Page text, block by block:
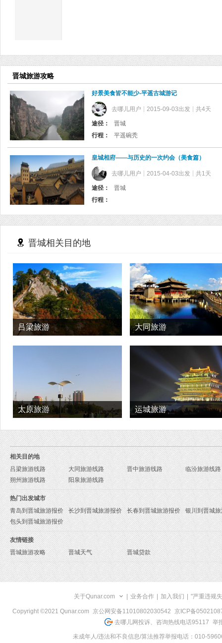
晋城旅游攻略
好景美食皆不能少-平遥古城游记
去哪儿用户 2015-09-03出发 共4天
途径：
晋城
行程：
平遥碗秃
皇城相府——与历史的一次约会（美食篇）
去哪儿用户 2015-04-03出发 共1天
途径：
晋城
行程：
晋城相关目的地
吕梁旅游 大同旅游
太原旅游 运城旅游
相关目的地
吕梁旅游线路
大同旅游线路 晋中旅游线路
临汾旅游线路
朔州旅游线路
阳泉旅游线路
热门出发城市
青岛到晋城旅游报价
长沙到晋城旅游报价 长春到晋城旅游报价
银川到晋城
包头到晋城旅游报价
友情链接
晋城旅游攻略
晋城天气 晋城贷款
关于Qunar.com 业务合作 加入我们 "严重违规
Copyright ©2021 Qunar.com 京公网安备11010802030542
京ICP备
去哪儿网投诉、咨询热线电话95117 举
未成年人/违法和不良信息/算法推荐举报电话：010-